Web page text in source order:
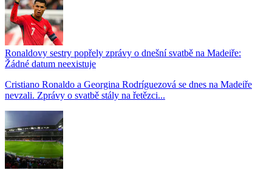
Ronaldovy sestry popřely zprávy o dnešní svatbě na Madeiře:
Žádné datum neexistuje
Cristiano Ronaldo a Georgina Rodríguezová se dnes na Madeiře
nevzali. Zprávy o svatbě stály na řetězci...